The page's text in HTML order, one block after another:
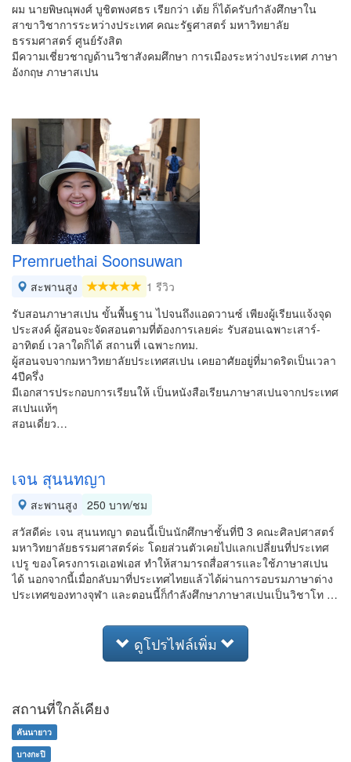
ผม นายพิษณุพงศ์ บูชิตพงศธร เรียกว่า เต้ย ก็ได้ครับกำลังศึกษาใน
สาขาวิชาการระหว่างประเทศ คณะรัฐศาสตร์ มหาวิทยาลัย
ธรรมศาสตร์ ศูนย์รังสิต
มีความเชี่ยวชาญด้านวิชาสังคมศึกษา การเมืองระหว่างประเทศ ภาษา
อังกฤษ ภาษาสเปน
Premruethai Soonsuwan
สะพานสูง
1 รีวิว
รับสอนภาษาสเปน ขั้นพื้นฐาน ไปจนถึงแอดวานซ์ เพียงผู้เรียนแจ้งจุด
ประสงค์ ผู้สอนจะจัดสอนตามที่ต้องการเลยค่ะ รับสอนเฉพาะเสาร์-
อาทิตย์ เวลาใดก็ได้ สถานที่ เฉพาะกทม.
ผู้สอนจบจากมหาวิทยาลัยประเทศสเปน เคยอาศัยอยู่ที่มาดริดเป็นเวลา
4ปีครึ่ง
มีเอกสารประกอบการเรียนให้ เป็นหนังสือเรียนภาษาสเปนจากประเทศ
สเปนแท้ๆ
สอนเดี่ยว…
เจน สุนนทญา
สะพานสูง
250 บาท/ชม
สวัสดีค่ะ เจน สุนนทญา ตอนนี้เป็นนักศึกษาชั้นที่ปี 3 คณะศิลปศาสตร์
มหาวิทยาลัยธรรมศาสตร์ค่ะ โดยส่วนตัวเคยไปแลกเปลี่ยนที่ประเทศ
เปรู ของโครงการเอเอฟเอส ทำให้สามารถสื่อสารและใช้ภาษาสเปน
ได้ นอกจากนี้เมื่อกลับมาที่ประเทศไทยแล้วได้ผ่านการอบรมภาษาต่าง
ประเทศของทางจุฬา และตอนนี้ก็กำลังศึกษาภาษาสเปนเป็นวิชาโท …
ดูโปรไฟล์เพิ่ม
สถานที่ใกล้เคียง
คันนายาว
บางกะปิ